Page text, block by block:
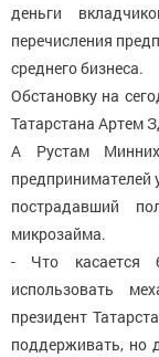
деньги
перечисления
среднего бизнеса.
Обстановку на
Татарстана Артем
А Рустам
пострадавший
микрозайма.
- Что касается
использовать
президент
поддерживать, но